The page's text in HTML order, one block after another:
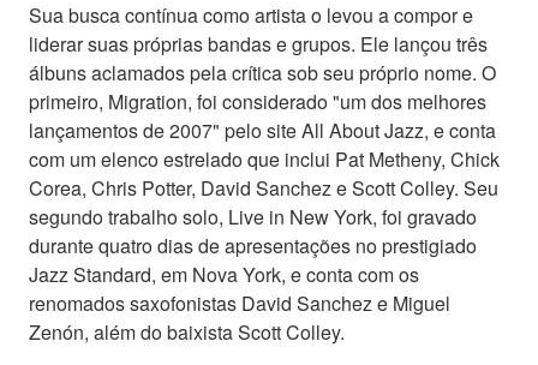
Sua busca contínua como artista o levou a compor e
liderar suas próprias bandas e grupos. Ele lançou três
álbuns aclamados pela crítica sob seu próprio nome. O
primeiro, Migration, foi considerado "um dos melhores
lançamentos de 2007" pelo site All About Jazz, e conta
com um elenco estrelado que inclui Pat Metheny, Chick
Corea, Chris Potter, David Sanchez e Scott Colley. Seu
segundo trabalho solo, Live in New York, foi gravado
durante quatro dias de apresentações no prestigiado
Jazz Standard, em Nova York, e conta com os
renomados saxofonistas David Sanchez e Miguel
Zenón, além do baixista Scott Colley.